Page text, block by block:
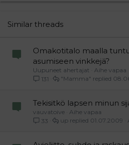
26
Similar threads
Omakotitalo maalla
asumiseen vinkkejä?
Uupuneet ahertajat
Aihe vapaa
131
"Mamma"
Tekisitkö lapsen minun
vauvatoive
Aihe vapaa
33
01.07.2009
up